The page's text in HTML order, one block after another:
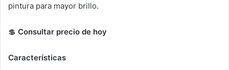
pintura para mayor brillo.
💲 Consultar precio de hoy
Características